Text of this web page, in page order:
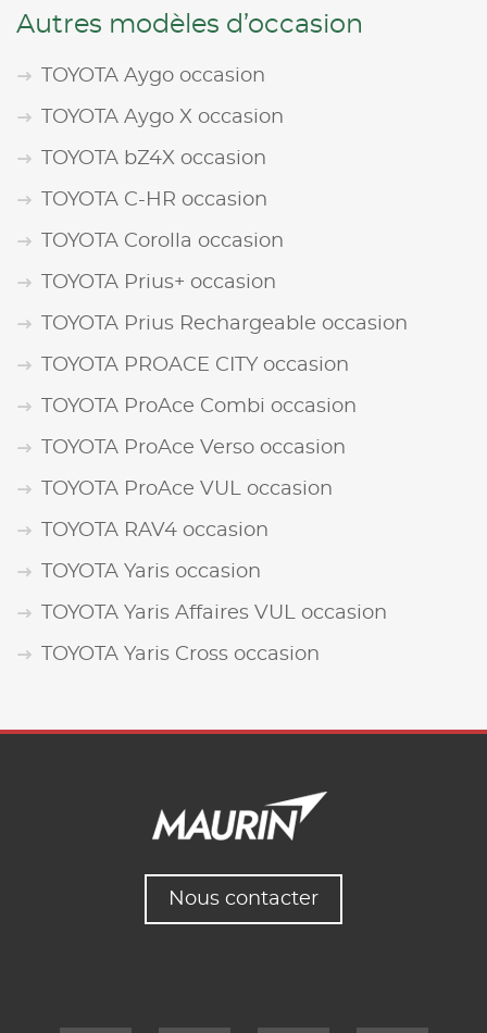
Autres modèles d’occasion
TOYOTA Aygo occasion
TOYOTA Aygo X occasion
TOYOTA bZ4X occasion
TOYOTA C-HR occasion
TOYOTA Corolla occasion
TOYOTA Prius+ occasion
TOYOTA Prius Rechargeable occasion
TOYOTA PROACE CITY occasion
TOYOTA ProAce Combi occasion
TOYOTA ProAce Verso occasion
TOYOTA ProAce VUL occasion
TOYOTA RAV4 occasion
TOYOTA Yaris occasion
TOYOTA Yaris Affaires VUL occasion
TOYOTA Yaris Cross occasion
Nous contacter